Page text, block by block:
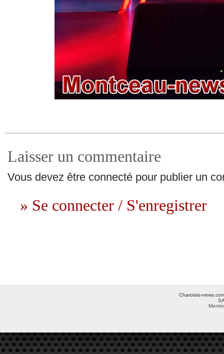
Laisser un commentaire
Vous devez être connecté pour publier un
» Se connecter / S'enregistrer
Charolais-